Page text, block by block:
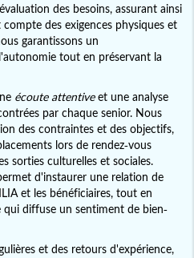
des besoins, assurant ainsi
des exigences physiques et
garantissons un
tout en préservant la
écoute attentiveet une analyse
par chaque senior. Nous
des contraintes et des objectifs,
lors de rendez-vous
sorties culturelles et sociales.
d'instaurer une relation de
et les bénéficiaires, tout en
qui diffuse un sentiment de bien-
et des retours d'expérience,